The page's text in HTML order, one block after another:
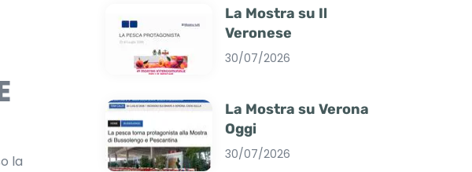
la
La Mostra su Il
Veronese
30/07/2026
La Mostra su Verona
Oggi
30/07/2026